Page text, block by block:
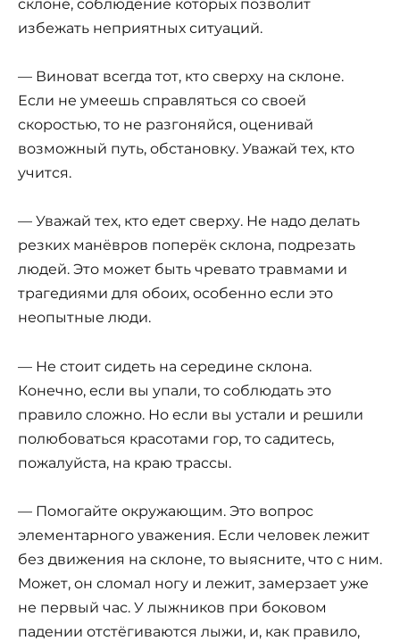
склоне, соблюдение которых позволит
избежать неприятных ситуаций.
— Виноват всегда тот, кто сверху на склоне.
Если не умеешь справляться со своей
скоростью, то не разгоняйся, оценивай
возможный путь, обстановку. Уважай тех, кто
учится.
— Уважай тех, кто едет сверху. Не надо делать
резких манёвров поперёк склона, подрезать
людей. Это может быть чревато травмами и
трагедиями для обоих, особенно если это
неопытные люди.
— Не стоит сидеть на середине склона.
Конечно, если вы упали, то соблюдать это
правило сложно. Но если вы устали и решили
полюбоваться красотами гор, то садитесь,
пожалуйста, на краю трассы.
— Помогайте окружающим. Это вопрос
элементарного уважения. Если человек лежит
без движения на склоне, то выясните, что с ним.
Может, он сломал ногу и лежит, замерзает уже
не первый час. У лыжников при боковом
падении отстёгиваются лыжи, и, как правило,